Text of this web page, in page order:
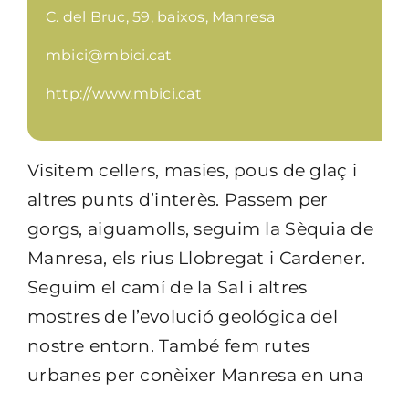
C. del Bruc, 59, baixos, Manresa
mbici@mbici.cat
http://www.mbici.cat
Visitem cellers, masies, pous de glaç i
altres punts d’interès. Passem per
gorgs, aiguamolls, seguim la Sèquia de
Manresa, els rius Llobregat i Cardener.
Seguim el camí de la Sal i altres
mostres de l’evolució geológica del
nostre entorn. També fem rutes
urbanes per conèixer Manresa en una